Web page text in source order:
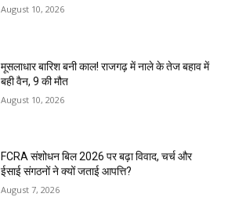
August 10, 2026
मूसलाधार बारिश बनी काल! राजगढ़ में नाले के तेज बहाव में
बही वैन, 9 की मौत
August 10, 2026
FCRA संशोधन बिल 2026 पर बढ़ा विवाद, चर्च और
ईसाई संगठनों ने क्यों जताई आपत्ति?
August 7, 2026